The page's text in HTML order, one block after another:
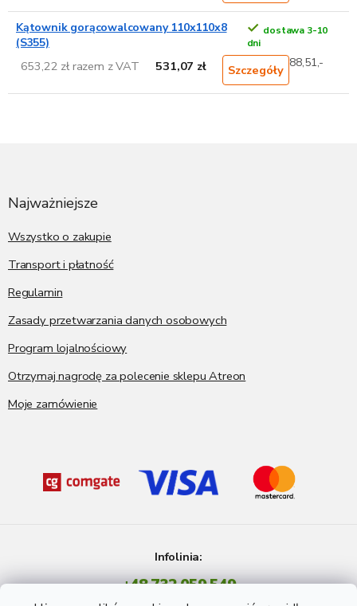
Kątownik gorącowalcowany 110x110x8
(S355)
dostawa 3-10
dni
653,22 zł razem z VAT 531,07 zł Szczegóły 88,51,-
Najważniejsze
Wszystko o zakupie
Transport i płatność
Regulamin
Zasady przetwarzania danych osobowych
Program lojalnościowy
Otrzymaj nagrodę za polecenie sklepu Atreon
Moje zamówienie
Infolinia:
+48 732 059 549